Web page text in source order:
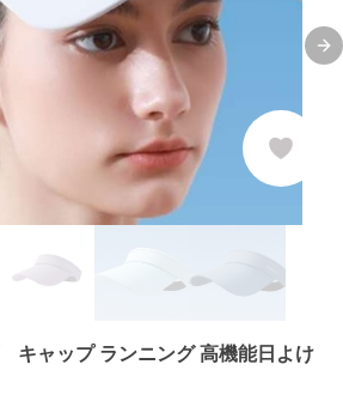
キャップ ランニング 高機能日よけ